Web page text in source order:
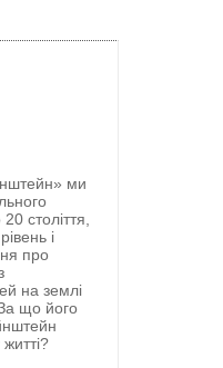
ми
століття,
і
про
на землі
що його